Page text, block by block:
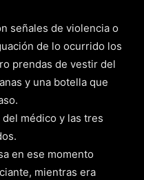
señales de violencia o
de lo ocurrido los
prendas de vestir del
y una botella que
médico y las tres
en ese momento
mientras era